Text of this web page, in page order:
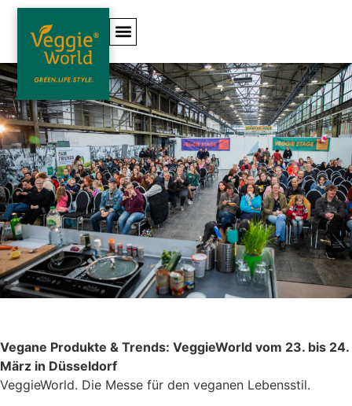
Vegane Produkte & Trends: VeggieWorld vom 23. bis 24.
März in Düsseldorf
VeggieWorld. Die Messe für den veganen Lebensstil.